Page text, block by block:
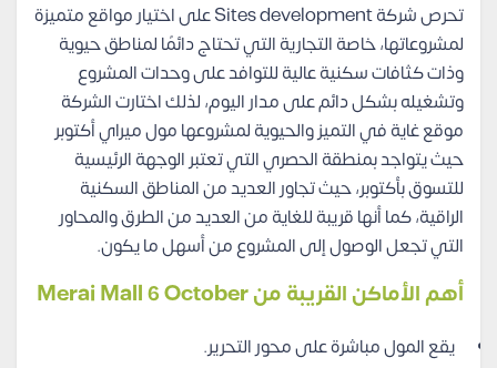
تحرص شركة Sites development على اختيار مواقع متميزة
لمشروعاتها، خاصة التجارية التي تحتاج دائمًا لمناطق حيوية
وذات كثافات سكنية عالية للتوافد على وحدات المشروع
وتشغيله بشكل دائم على مدار اليوم، لذلك اختارت الشركة
موقع غاية في التميز والحيوية لمشروعها مول ميراي أكتوبر
حيث يتواجد بمنطقة الحصري التي تعتبر الوجهة الرئيسية
للتسوق بأكتوبر، حيث تجاور العديد من المناطق السكنية
الراقية، كما أنها قريبة للغاية من العديد من الطرق والمحاور
التي تجعل الوصول إلى المشروع من أسهل ما يكون.
أهم الأماكن القريبة من Merai Mall 6 October
يقع المول مباشرة على محور التحرير.